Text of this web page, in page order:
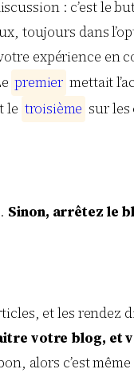
: c’est le
toujours dans
expérience en
premier mettait
le troisième sur
Sinon, arrêtez le
et les rendez
votre blog, et
alors c’est